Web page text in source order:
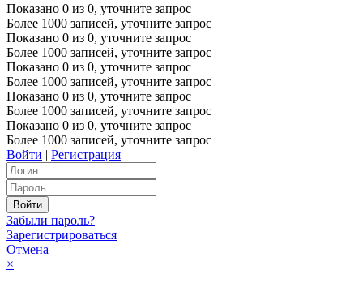
Показано 0 из 0, уточните запрос
Более 1000 записей, уточните запрос
Показано 0 из 0, уточните запрос
Более 1000 записей, уточните запрос
Показано 0 из 0, уточните запрос
Более 1000 записей, уточните запрос
Показано 0 из 0, уточните запрос
Более 1000 записей, уточните запрос
Показано 0 из 0, уточните запрос
Более 1000 записей, уточните запрос
Войти | Регистрация
Забыли пароль?
Зарегистрироваться
Отмена
×